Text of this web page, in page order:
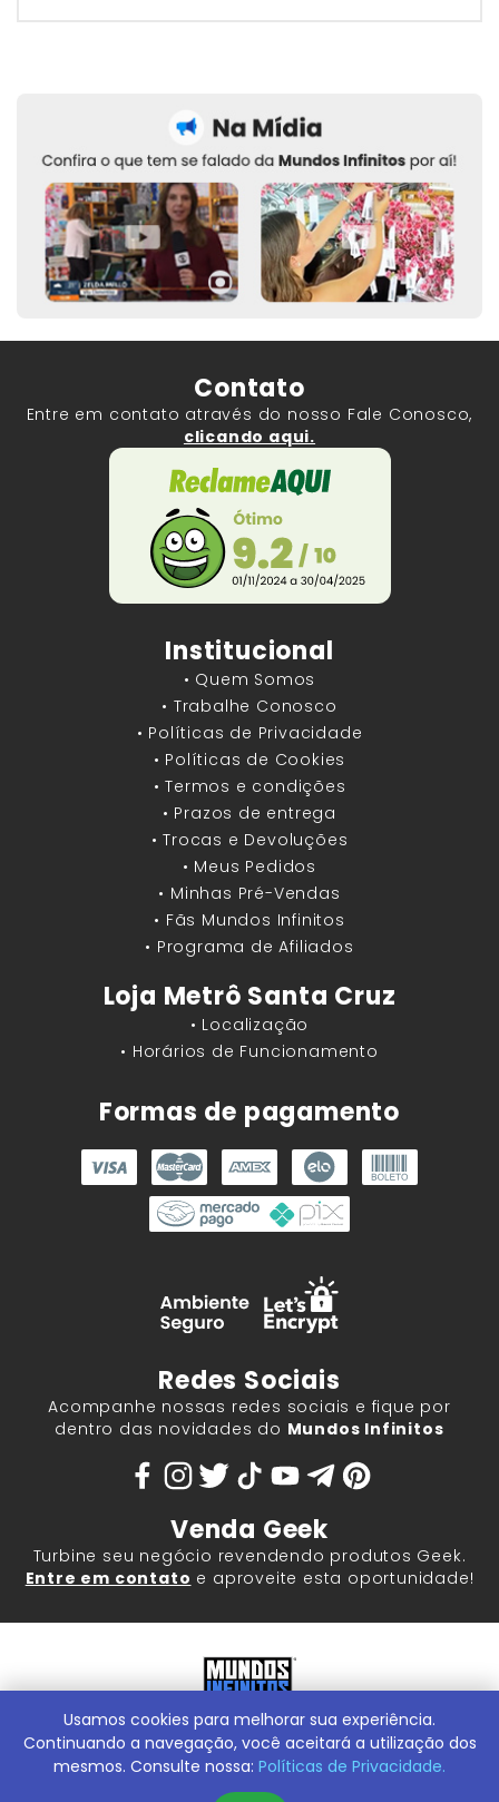
Contato
Entre em contato através do nosso Fale Conosco,
clicando aqui.
Institucional
• Quem Somos
• Trabalhe Conosco
• Políticas de Privacidade
• Políticas de Cookies
• Termos e condições
• Prazos de entrega
• Trocas e Devoluções
• Meus Pedidos
• Minhas Pré-Vendas
• Fãs Mundos Infinitos
• Programa de Afiliados
Loja Metrô Santa Cruz
• Localização
• Horários de Funcionamento
Formas de pagamento
Redes Sociais
Acompanhe nossas redes sociais e fique por
dentro das novidades do Mundos Infinitos
Venda Geek
Turbine seu negócio revendendo produtos Geek.
Entre em contato e aproveite esta oportunidade!
Mundos Infinitos - Publicações e Geek Store |ContentStuff
Publicações e Assinaturas Ltda. CNPJ - 05.859.917/0001-60.
Conheça nossa Loja Física:Rua Machado Bitencourt, 291 -
Usamos cookies para melhorar sua experiência.
Continuando a navegação, você aceitará a utilização dos
mesmos. Consulte nossa: Políticas de Privacidade.